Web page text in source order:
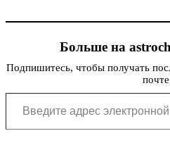
Больше на
Подпишитесь, чтобы получать
Введите адрес электронной почты…